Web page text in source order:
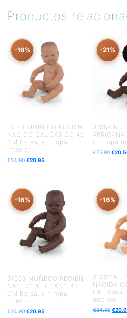
Productos
-16%
31001 MUÑECO RECIÉN
NACIDO CAUCÁSICO 40
CM Bolsa, sin ropa
interior
€24.90 €20.95
-21%
31054
sin ropa
€25.90 €
-16%
31003 MUÑECO RECIÉN
NACIDO AFRICANO 40
CM Bolsa, sin ropa
interior
€24.90 €20.95
-16%
31002
NACIDA
CM
interior
€24.95 €